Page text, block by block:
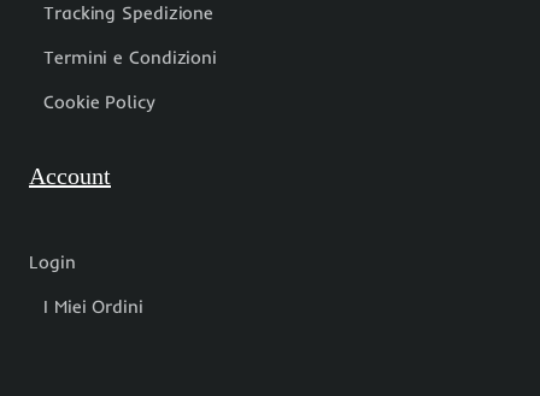
Tracking Spedizione
Termini e Condizioni
Cookie Policy
Account
Login
I Miei Ordini